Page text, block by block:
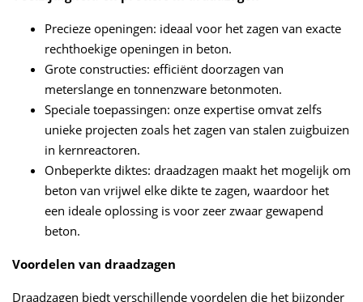
Precieze openingen: ideaal voor het zagen van exacte
rechthoekige openingen in beton.
Grote constructies: efficiënt doorzagen van
meterslange en tonnenzware betonmoten.
Speciale toepassingen: onze expertise omvat zelfs
unieke projecten zoals het zagen van stalen zuigbuizen
in kernreactoren.
Onbeperkte diktes: draadzagen maakt het mogelijk om
beton van vrijwel elke dikte te zagen, waardoor het
een ideale oplossing is voor zeer zwaar gewapend
beton.
Voordelen van draadzagen
Draadzagen biedt verschillende voordelen die het bijzonder